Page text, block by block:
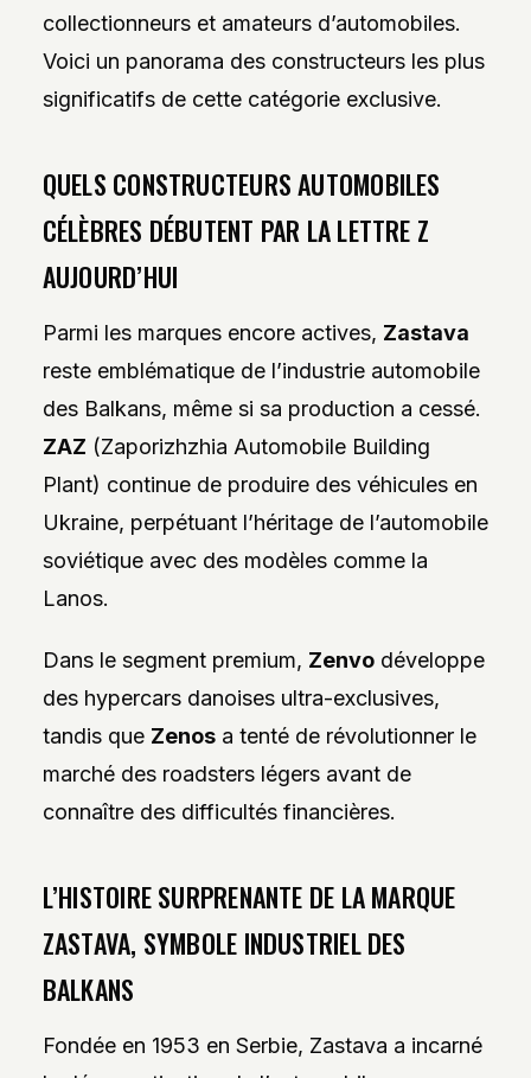
collectionneurs et amateurs d’automobiles.
Voici un panorama des constructeurs les plus
significatifs de cette catégorie exclusive.
QUELS CONSTRUCTEURS AUTOMOBILES
CÉLÈBRES DÉBUTENT PAR LA LETTRE Z
AUJOURD’HUI
Parmi les marques encore actives, Zastava
reste emblématique de l’industrie automobile
des Balkans, même si sa production a cessé.
ZAZ (Zaporizhzhia Automobile Building
Plant) continue de produire des véhicules en
Ukraine, perpétuant l’héritage de l’automobile
soviétique avec des modèles comme la
Lanos.
Dans le segment premium, Zenvodéveloppe
des hypercars danoises ultra-exclusives,
tandis que Zenosa tenté de révolutionner le
marché des roadsters légers avant de
connaître des difficultés financières.
L’HISTOIRE SURPRENANTE DE LA MARQUE
ZASTAVA, SYMBOLE INDUSTRIEL DES
BALKANS
Fondée en 1953 en Serbie, Zastava a incarné